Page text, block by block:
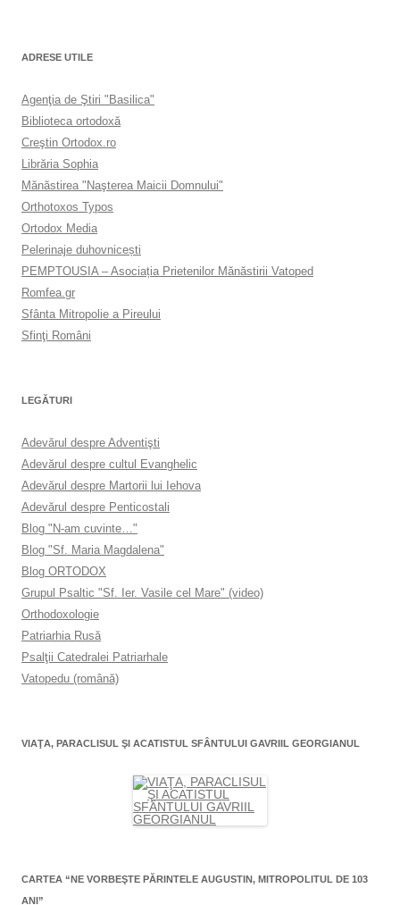
ADRESE UTILE
Agenţia de Ştiri "Basilica"
Biblioteca ortodoxă
Creştin Ortodox.ro
Librăria Sophia
Mănăstirea "Naşterea Maicii Domnului"
Orthotoxos Typos
Ortodox Media
Pelerinaje duhovnicești
PEMPTOUSIA – Asociația Prietenilor Mănăstirii Vatoped
Romfea.gr
Sfânta Mitropolie a Pireului
Sfinţi Români
LEGĂTURI
Adevărul despre Adventişti
Adevărul despre cultul Evanghelic
Adevărul despre Martorii lui Iehova
Adevărul despre Penticostali
Blog "N-am cuvinte…"
Blog "Sf. Maria Magdalena"
Blog ORTODOX
Grupul Psaltic "Sf. Ier. Vasile cel Mare" (video)
Orthodoxologie
Patriarhia Rusă
Psalţii Catedralei Patriarhale
Vatopedu (română)
VIAŢA, PARACLISUL ŞI ACATISTUL SFÂNTULUI GAVRIIL GEORGIANUL
CARTEA “NE VORBEŞTE PĂRINTELE AUGUSTIN, MITROPOLITUL DE 103
ANI”